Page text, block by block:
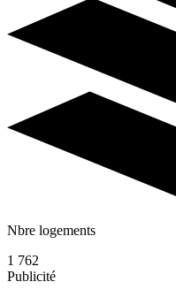
Nbre logements
1 762
Publicité